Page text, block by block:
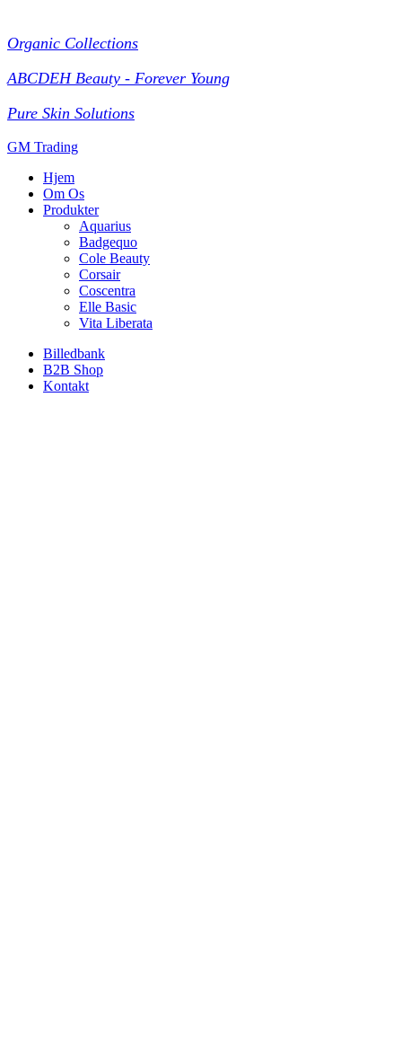
Organic Collections
ABCDEH Beauty - Forever Young
Pure Skin Solutions
GM Trading
Hjem
Om Os
Produkter
Aquarius
Badgequo
Cole Beauty
Corsair
Coscentra
Elle Basic
Vita Liberata
Billedbank
B2B Shop
Kontakt